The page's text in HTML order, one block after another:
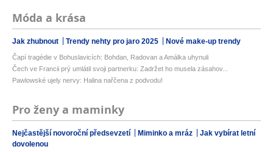
Móda a krása
Jak zhubnout Trendy nehty pro jaro 2025 Nové make-up trendy
Čapí tragédie v Bohuslavicích: Bohdan, Radovan a Amálka uhynuli
Čech ve Francii prý umlátil svoji partnerku: Zadržet ho musela zásahov...
Pawlowské ujely nervy: Halina nařčena z podvodu!
Pro ženy a maminky
Nejčastější novoroční předsevzetí Miminko a mráz
Jak vybírat letní
dovolenou